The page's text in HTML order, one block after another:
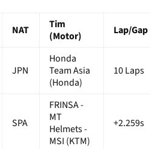
NAT
Tim
(Motor)
Lap/Gap
JPN
Honda
Team Asia
(Honda)
10 Laps
SPA
FRINSA -
MT
Helmets -
MSI (KTM)
+2.259s